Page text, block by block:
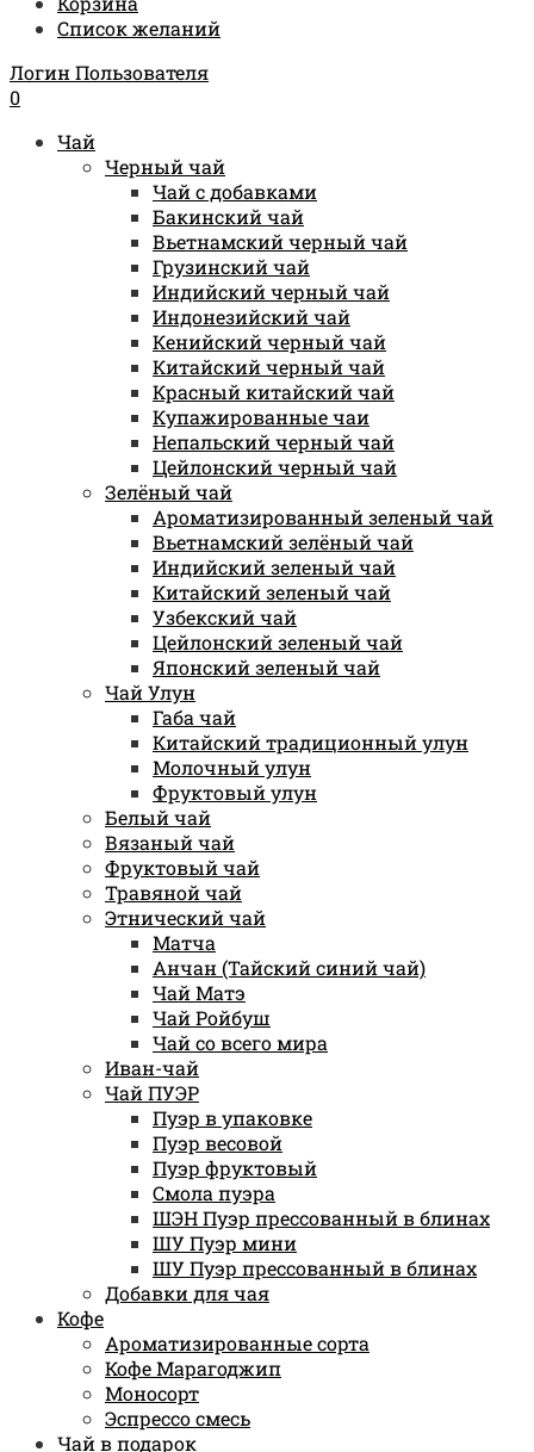
Список желаний
Логин Пользователя
0
Чай
Черный чай
Чай с добавками
Бакинский чай
Вьетнамский черный чай
Грузинский чай
Индийский черный чай
Индонезийский чай
Кенийский черный чай
Китайский черный чай
Красный китайский чай
Купажированные чаи
Непальский черный чай
Цейлонский черный чай
Зелёный чай
Ароматизированный зеленый чай
Вьетнамский зелёный чай
Индийский зеленый чай
Китайский зеленый чай
Узбекский чай
Цейлонский зеленый чай
Японский зеленый чай
Чай Улун
Габа чай
Китайский традиционный улун
Молочный улун
Фруктовый улун
Белый чай
Вязаный чай
Фруктовый чай
Травяной чай
Этнический чай
Матча
Анчан (Тайский синий чай)
Чай Матэ
Чай Ройбуш
Чай со всего мира
Иван-чай
Чай ПУЭР
Пуэр в упаковке
Пуэр весовой
Пуэр фруктовый
Смола пуэра
ШЭН Пуэр прессованный в блинах
ШУ Пуэр мини
ШУ Пуэр прессованный в блинах
Добавки для чая
Кофе
Ароматизированные сорта
Кофе Марагоджип
Моносорт
Эспрессо смесь
Чай в подарок